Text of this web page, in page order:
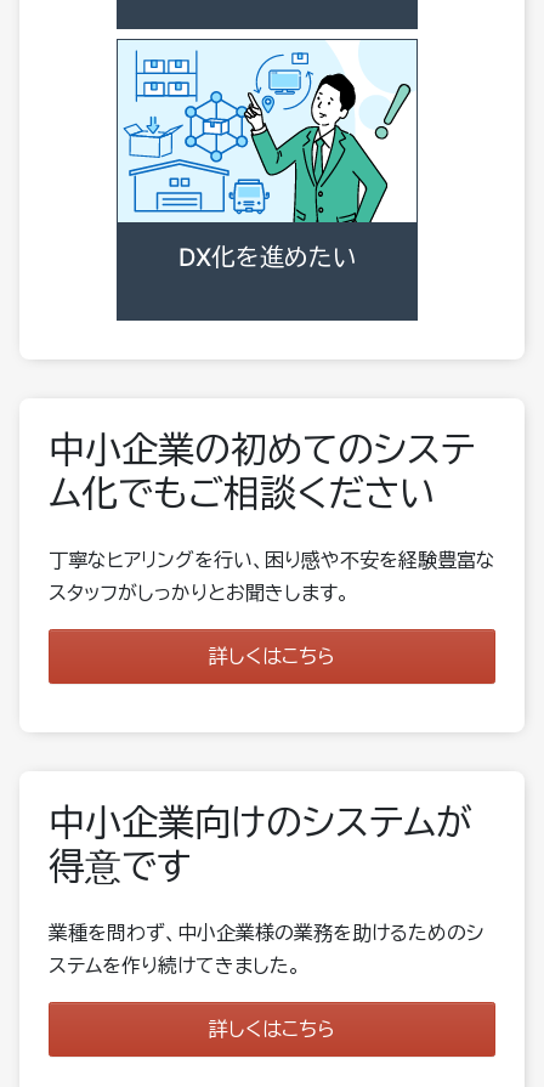
DX化を進めたい
中小企業の初めてのシステ
ム化でもご相談ください
丁寧なヒアリングを行い、困り感や不安を経験豊富な
スタッフがしっかりとお聞きします。
詳しくはこちら
中小企業向けのシステムが
得意です
業種を問わず、中小企業様の業務を助けるためのシ
ステムを作り続けてきました。
詳しくはこちら